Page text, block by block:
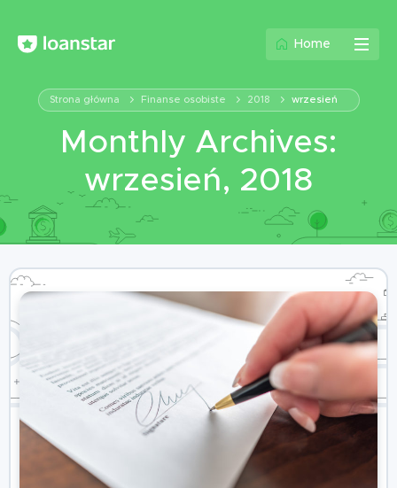
Home
Strona główna Finanse osobiste 2018 wrzesień
Monthly Archives:
wrzesień, 2018